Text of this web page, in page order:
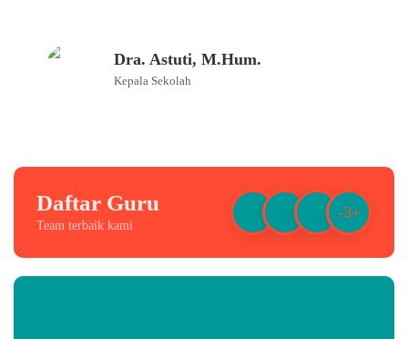
Dra. Astuti, M.Hum.
Kepala Sekolah
Daftar Guru
Team terbaik kami
-3+